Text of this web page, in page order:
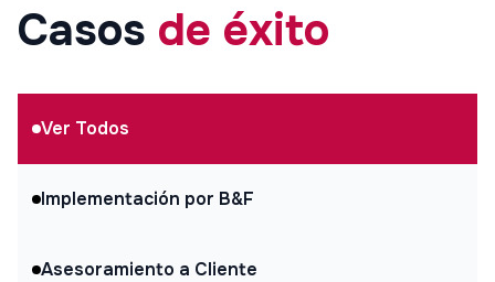
Casos de éxito
Ver Todos
Implementación por B&F
Asesoramiento a Cliente